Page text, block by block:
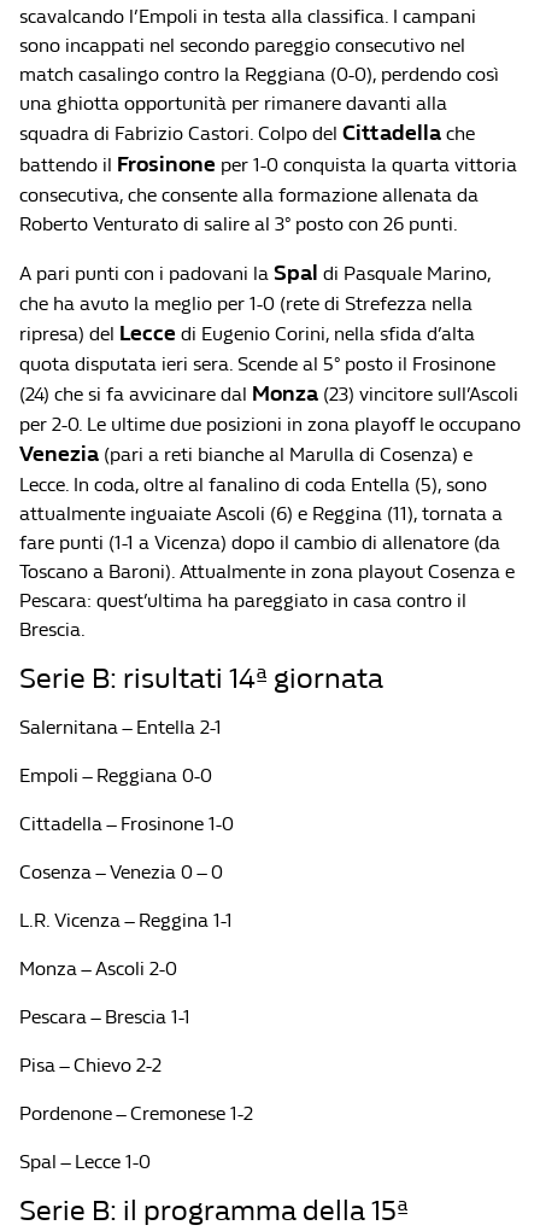
scavalcando l’Empoli in testa alla classifica. I campani
sono incappati nel secondo pareggio consecutivo nel
match casalingo contro la Reggiana (0-0), perdendo così
una ghiotta opportunità per rimanere davanti alla
squadra di Fabrizio Castori. Colpo del Cittadella che
battendo il Frosinone per 1-0 conquista la quarta vittoria
consecutiva, che consente alla formazione allenata da
Roberto Venturato di salire al 3° posto con 26 punti.
A pari punti con i padovani la Spal di Pasquale Marino,
che ha avuto la meglio per 1-0 (rete di Strefezza nella
ripresa) del Lecce di Eugenio Corini, nella sfida d’alta
quota disputata ieri sera. Scende al 5° posto il Frosinone
(24) che si fa avvicinare dal Monza (23) vincitore sull’Ascoli
per 2-0. Le ultime due posizioni in zona playoff le occupano
Venezia (pari a reti bianche al Marulla di Cosenza) e
Lecce. In coda, oltre al fanalino di coda Entella (5), sono
attualmente inguaiate Ascoli (6) e Reggina (11), tornata a
fare punti (1-1 a Vicenza) dopo il cambio di allenatore (da
Toscano a Baroni). Attualmente in zona playout Cosenza e
Pescara: quest’ultima ha pareggiato in casa contro il
Brescia.
Serie B: risultati 14ª giornata
Salernitana – Entella 2-1
Empoli – Reggiana 0-0
Cittadella – Frosinone 1-0
Cosenza – Venezia 0 – 0
L.R. Vicenza – Reggina 1-1
Monza – Ascoli 2-0
Pescara – Brescia 1-1
Pisa – Chievo 2-2
Pordenone – Cremonese 1-2
Spal – Lecce 1-0
Serie B: il programma della 15ª